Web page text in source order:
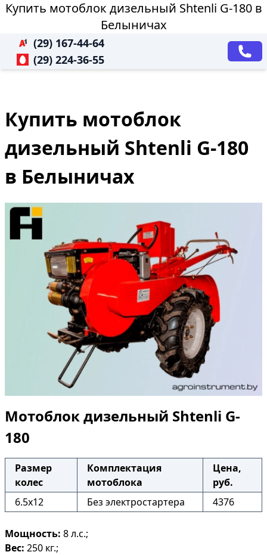
Купить мотоблок дизельный Shtenli G-180 в
Белыничах
(29) 167-44-64
(29) 224-36-55
Купить мотоблок
дизельный Shtenli G-180
в Белыничах
Мотоблок дизельный Shtenli G-
180
Размер
колес
Комплектация
мотоблока
Цена,
руб.
6.5x12
Без электростартера 4376
Мощность: 8 л.с.;
Вес: 250 кг.;